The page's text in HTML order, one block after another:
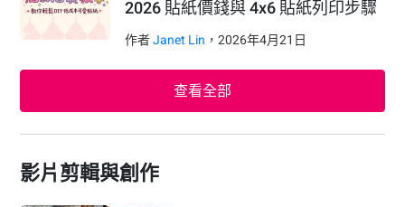
2026 貼紙價錢與 4x6 貼紙列印步驟
作者Janet Lin ，2026年4月21 日
查看全部
影片剪輯與創作